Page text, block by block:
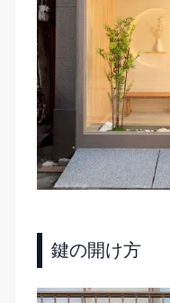
鍵の開け方